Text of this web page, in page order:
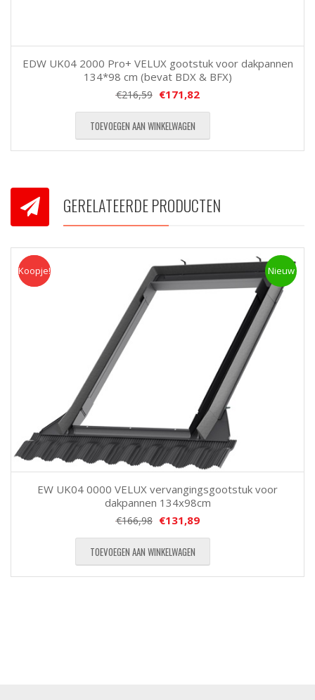
EDW UK04 2000 Pro+ VELUX gootstuk voor dakpannen
134*98 cm (bevat BDX & BFX)
€216,59 €171,82
TOEVOEGEN AAN WINKELWAGEN
GERELATEERDE PRODUCTEN
Koopje Nieuw
Koopje!
EW UK04 0000 VELUX vervangingsgootstuk voor
dakpannen 134x98cm
€166,98 €131,89
TOEVOEGEN AAN WINKELWAGEN